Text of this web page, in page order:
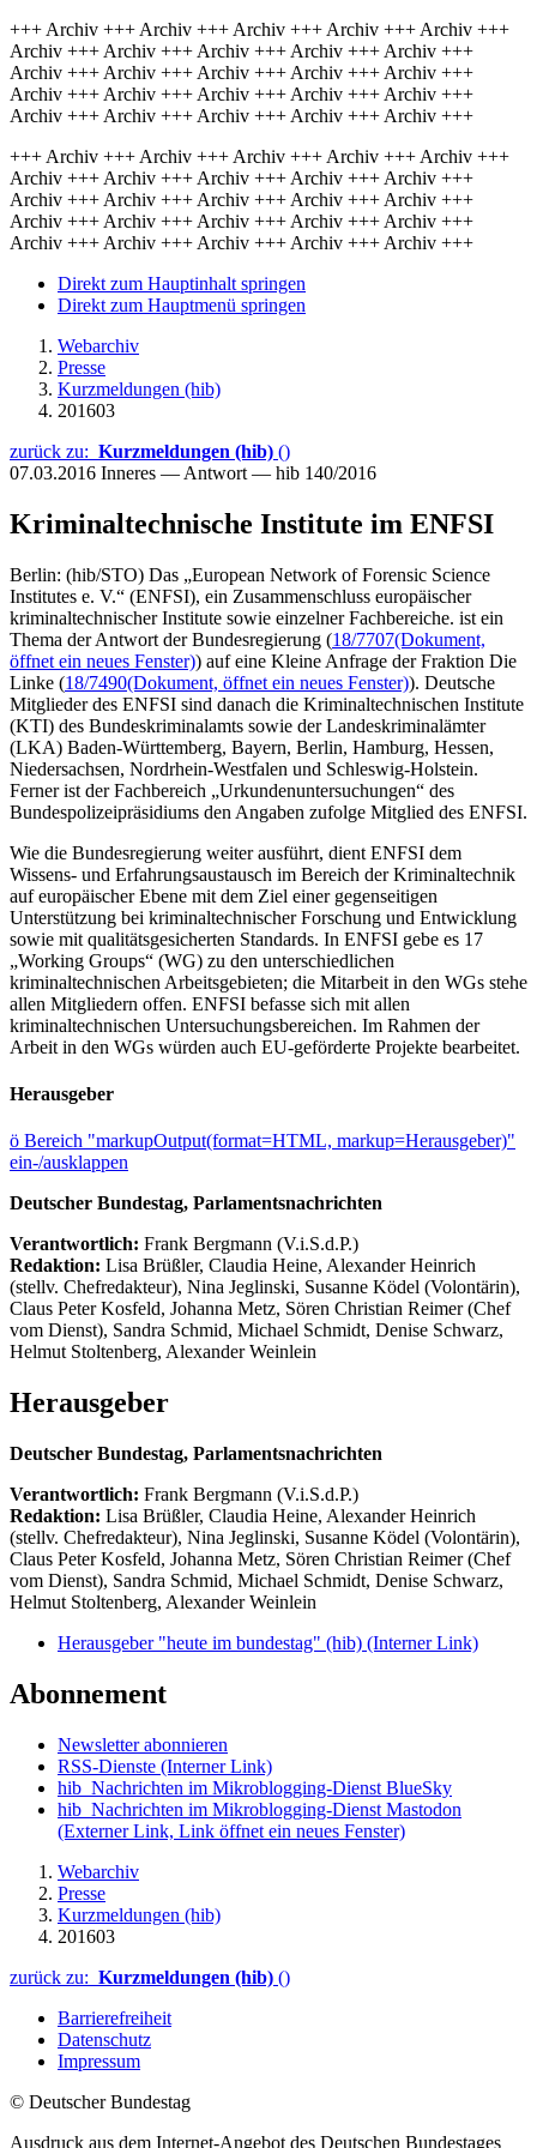
+++ Archiv +++ Archiv +++ Archiv +++ Archiv +++ Archiv +++
Archiv +++ Archiv +++ Archiv +++ Archiv +++ Archiv +++
Archiv +++ Archiv +++ Archiv +++ Archiv +++ Archiv +++
Archiv +++ Archiv +++ Archiv +++ Archiv +++ Archiv +++
Archiv +++ Archiv +++ Archiv +++ Archiv +++ Archiv +++
+++ Archiv +++ Archiv +++ Archiv +++ Archiv +++ Archiv +++
Archiv +++ Archiv +++ Archiv +++ Archiv +++ Archiv +++
Archiv +++ Archiv +++ Archiv +++ Archiv +++ Archiv +++
Archiv +++ Archiv +++ Archiv +++ Archiv +++ Archiv +++
Archiv +++ Archiv +++ Archiv +++ Archiv +++ Archiv +++
Direkt zum Hauptinhalt springen
Direkt zum Hauptmenü springen
Webarchiv
Presse
Kurzmeldungen (hib)
201603
zurück zu: Kurzmeldungen (hib) ()
07.03.2016 Inneres — Antwort — hib 140/2016
Kriminaltechnische Institute im ENFSI
Berlin: (hib/STO) Das „European Network of Forensic Science
Institutes e. V.“ (ENFSI), ein Zusammenschluss europäischer
kriminaltechnischer Institute sowie einzelner Fachbereiche. ist ein
Thema der Antwort der Bundesregierung (18/7707(Dokument,
öffnet ein neues Fenster)) auf eine Kleine Anfrage der Fraktion Die
Linke (18/7490(Dokument, öffnet ein neues Fenster)). Deutsche
Mitglieder des ENFSI sind danach die Kriminaltechnischen Institute
(KTI) des Bundeskriminalamts sowie der Landeskriminalämter
(LKA) Baden-Württemberg, Bayern, Berlin, Hamburg, Hessen,
Niedersachsen, Nordrhein-Westfalen und Schleswig-Holstein.
Ferner ist der Fachbereich „Urkundenuntersuchungen“ des
Bundespolizeipräsidiums den Angaben zufolge Mitglied des ENFSI.
Wie die Bundesregierung weiter ausführt, dient ENFSI dem
Wissens- und Erfahrungsaustausch im Bereich der Kriminaltechnik
auf europäischer Ebene mit dem Ziel einer gegenseitigen
Unterstützung bei kriminaltechnischer Forschung und Entwicklung
sowie mit qualitätsgesicherten Standards. In ENFSI gebe es 17
„Working Groups“ (WG) zu den unterschiedlichen
kriminaltechnischen Arbeitsgebieten; die Mitarbeit in den WGs stehe
allen Mitgliedern offen. ENFSI befasse sich mit allen
kriminaltechnischen Untersuchungsbereichen. Im Rahmen der
Arbeit in den WGs würden auch EU-geförderte Projekte bearbeitet.
Herausgeber
ö Bereich "markupOutput(format=HTML, markup=Herausgeber)"
ein-/ausklappen
Deutscher Bundestag, Parlamentsnachrichten
Verantwortlich: Frank Bergmann (V.i.S.d.P.)
Redaktion: Lisa Brüßler, Claudia Heine, Alexander Heinrich
(stellv. Chefredakteur), Nina Jeglinski, Susanne Ködel (Volontärin),
Claus Peter Kosfeld, Johanna Metz, Sören Christian Reimer (Chef
vom Dienst), Sandra Schmid, Michael Schmidt, Denise Schwarz,
Helmut Stoltenberg, Alexander Weinlein
Herausgeber
Deutscher Bundestag, Parlamentsnachrichten
Verantwortlich: Frank Bergmann (V.i.S.d.P.)
Redaktion: Lisa Brüßler, Claudia Heine, Alexander Heinrich
(stellv. Chefredakteur), Nina Jeglinski, Susanne Ködel (Volontärin),
Claus Peter Kosfeld, Johanna Metz, Sören Christian Reimer (Chef
vom Dienst), Sandra Schmid, Michael Schmidt, Denise Schwarz,
Helmut Stoltenberg, Alexander Weinlein
Herausgeber "heute im bundestag" (hib) (Interner Link)
Abonnement
Newsletter abonnieren
RSS-Dienste (Interner Link)
hib_Nachrichten im Mikroblogging-Dienst BlueSky
hib_Nachrichten im Mikroblogging-Dienst Mastodon
(Externer Link, Link öffnet ein neues Fenster)
Webarchiv
Presse
Kurzmeldungen (hib)
201603
zurück zu: Kurzmeldungen (hib) ()
Barrierefreiheit
Datenschutz
Impressum
© Deutscher Bundestag
Ausdruck aus dem Internet-Angebot des Deutschen Bundestages